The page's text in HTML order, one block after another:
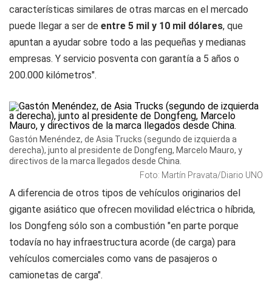
características similares de otras marcas en el mercado
puede llegar a ser de entre 5 mil y 10 mil dólares, que
apuntan a ayudar sobre todo a las pequeñas y medianas
empresas. Y servicio posventa con garantía a 5 años o
200.000 kilómetros".
Gastón Menéndez, de Asia Trucks (segundo de izquierda a
derecha), junto al presidente de Dongfeng, Marcelo Mauro, y
directivos de la marca llegados desde China.
Foto: Martín Pravata/Diario UNO
A diferencia de otros tipos de vehículos originarios del
gigante asiático que ofrecen movilidad eléctrica o híbrida,
los Dongfeng sólo son a combustión "en parte porque
todavía no hay infraestructura acorde (de carga) para
vehículos comerciales como vans de pasajeros o
camionetas de carga".